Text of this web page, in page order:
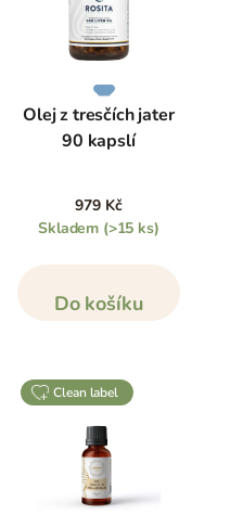
Olej z tresčích jater
90 kapslí
979 Kč
Skladem (>15 ks)
Do košíku
clean label